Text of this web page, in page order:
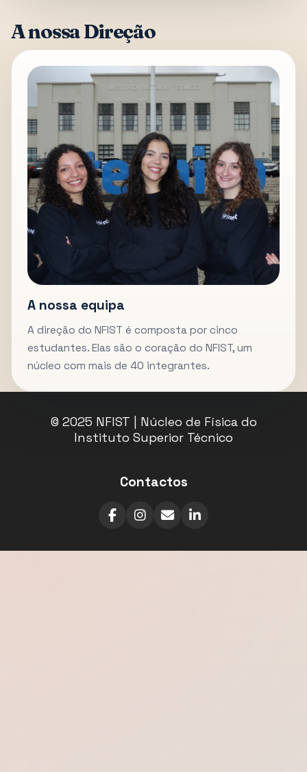
A nossa Direção
A nossa equipa
A direção do NFIST é composta por cinco
estudantes. Elas são o coração do NFIST, um
núcleo com mais de 40 integrantes.
© 2025 NFIST | Núcleo de Física do
Instituto Superior Técnico
Contactos